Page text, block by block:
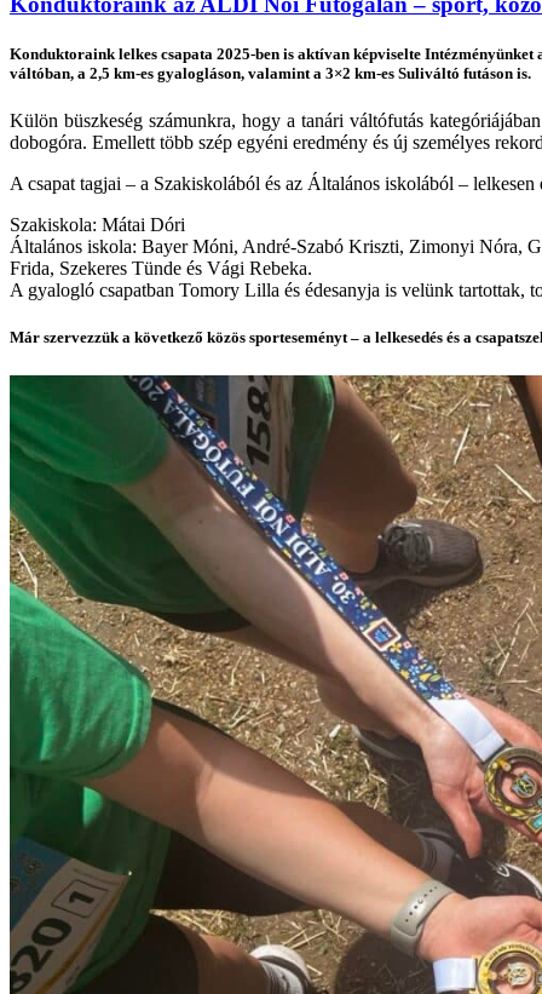
Konduktoraink lelkes csapata 2025-ben is aktívan képviselte
váltóban, a 2,5 km-es gyalogláson, valamint a 3×2 km-es Suliváltó futáson is.
Külön büszkeség számunkra, hogy a tanári váltófutás
dobogóra. Emellett több szép egyéni eredmény és új személyes
A csapat tagjai – a Szakiskolából és az Általános iskolából –
Szakiskola: Mátai Dóri
Általános iskola: Bayer Móni, André-Szabó Kriszti, Zimonyi Nóra,
Frida, Szekeres Tünde és Vági Rebeka.
A gyalogló csapatban Tomory Lilla és édesanyja is velünk tartottak,
Már szervezzük a következő közös sporteseményt – a lelkesedés és a